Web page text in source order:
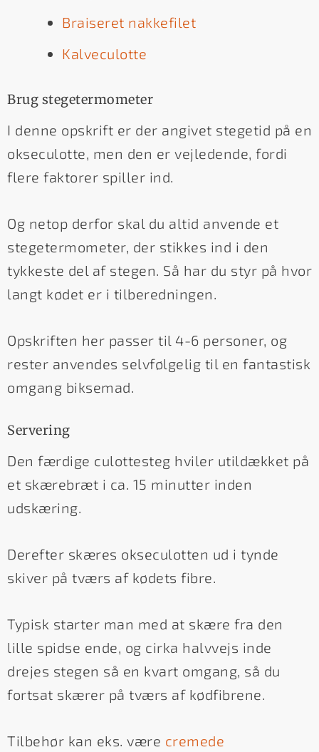
Braiseret nakkefilet
Kalveculotte
Brug stegetermometer
I denne opskrift er der angivet stegetid på en
okseculotte, men den er vejledende, fordi
flere faktorer spiller ind.
Og netop derfor skal du altid anvende et
stegetermometer, der stikkes ind i den
tykkeste del af stegen. Så har du styr på hvor
langt kødet er i tilberedningen.
Opskriften her passer til 4-6 personer, og
rester anvendes selvfølgelig til en fantastisk
omgang biksemad.
Servering
Den færdige culottesteg hviler utildækket på
et skærebræt i ca. 15 minutter inden
udskæring.
Derefter skæres okseculotten ud i tynde
skiver på tværs af kødets fibre.
Typisk starter man med at skære fra den
lille spidse ende, og cirka halvvejs inde
drejes stegen så en kvart omgang, så du
fortsat skærer på tværs af kødfibrene.
Tilbehør kan eks. være cremede